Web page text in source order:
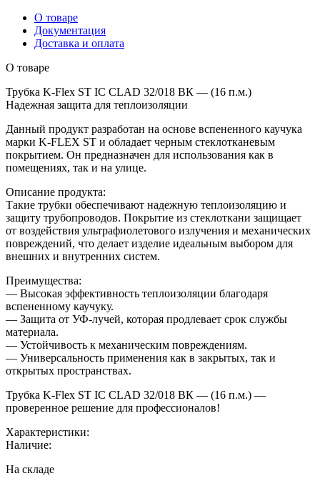
О товаре
Документация
Доставка и оплата
О товаре
Трубка K-Flex ST IC CLAD 32/018 ВК — (16 п.м.)
Надежная защита для теплоизоляции
Данный продукт разработан на основе вспененного каучука
марки K-FLEX ST и обладает черным стеклотканевым
покрытием. Он предназначен для использования как в
помещениях, так и на улице.
Описание продукта:
Такие трубки обеспечивают надежную теплоизоляцию и
защиту трубопроводов. Покрытие из стеклоткани защищает
от воздействия ультрафиолетового излучения и механических
повреждений, что делает изделие идеальным выбором для
внешних и внутренних систем.
Преимущества:
— Высокая эффективность теплоизоляции благодаря
вспененному каучуку.
— Защита от УФ-лучей, которая продлевает срок службы
материала.
— Устойчивость к механическим повреждениям.
— Универсальность применения как в закрытых, так и
открытых пространствах.
Трубка K-Flex ST IC CLAD 32/018 ВК — (16 п.м.) —
проверенное решение для профессионалов!
Характеристики:
Наличие:
На складе